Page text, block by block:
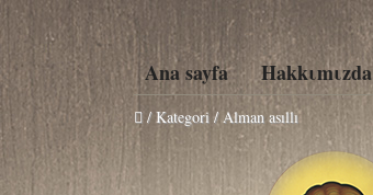
Ana sayfa Hakkιmιzda
/ Kategori / Alman asıllı